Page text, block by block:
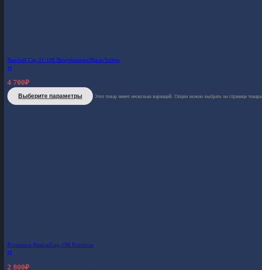
Baseball-Cap 01-198 Beigemelange/Black/Yellow
M
4 700₽
Выберите параметры Этот товар имеет несколько вариаций. Опции можно выбрать на странице товара.
Promotion Baseballcap-198 Neonrosa
M
2 800₽